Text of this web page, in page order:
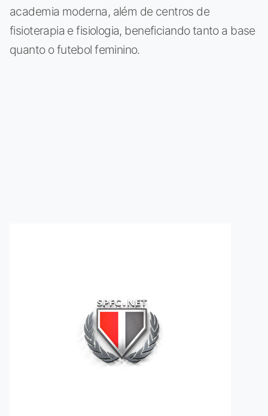
academia moderna, além de centros de
fisioterapia e fisiologia, beneficiando tanto a base
quanto o futebol feminino.